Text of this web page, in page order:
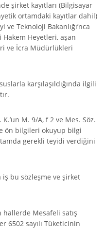
şirket kayıtları (Bilgisayar
ortamdaki kayıtlar dahil)
Teknoloji Bakanlığı’nca
Heyetleri, aşan
ve İcra Müdürlükleri
karşılaşıldığında ilgili
M. 9/A, f 2 ve Mes. Söz.
ön bilgileri okuyup bilgi
gerekli teyidi verdiğini
iş bu sözleşme ve şirket
Mesafeli satış
6502 sayılı Tüketicinin